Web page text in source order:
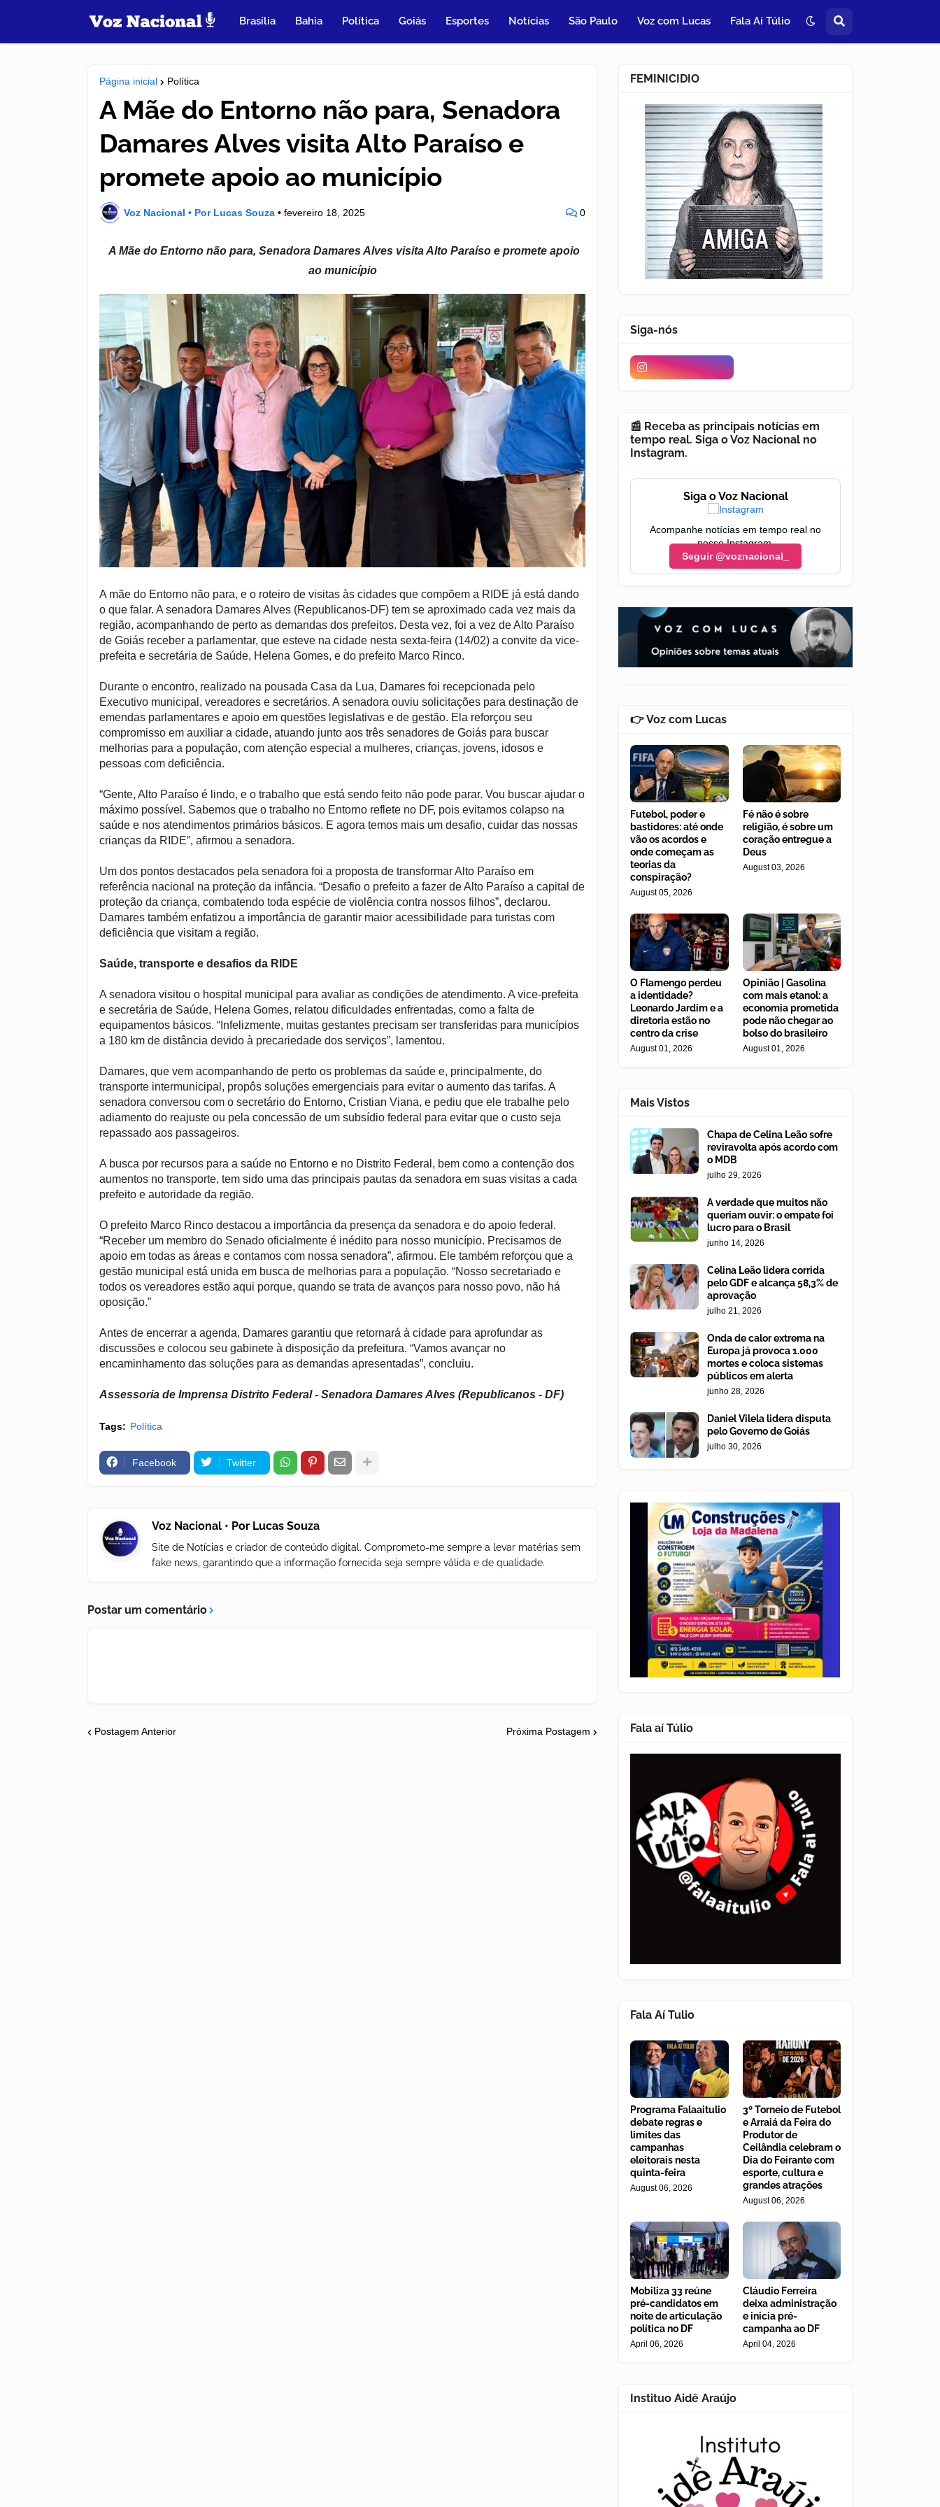
Brasília Bahia Política Goiás Esportes Notícias São Paulo Voz com Lucas Fala Aí Túlio
Página inicial Política
A Mãe do Entorno não para, Senadora
Damares Alves visita Alto Paraíso e
promete apoio ao município
Voz Nacional • Por Lucas Souza • fevereiro 18, 2025 0
A Mãe do Entorno não para, Senadora Damares Alves visita Alto Paraíso e promete apoio
ao município
A mãe do Entorno não para, e o roteiro de visitas às cidades que compõem a RIDE já está dando
o que falar. A senadora Damares Alves (Republicanos-DF) tem se aproximado cada vez mais da
região, acompanhando de perto as demandas dos prefeitos. Desta vez, foi a vez de Alto Paraíso
de Goiás receber a parlamentar, que esteve na cidade nesta sexta-feira (14/02) a convite da vice-
prefeita e secretária de Saúde, Helena Gomes, e do prefeito Marco Rinco.
Durante o encontro, realizado na pousada Casa da Lua, Damares foi recepcionada pelo
Executivo municipal, vereadores e secretários. A senadora ouviu solicitações para destinação de
emendas parlamentares e apoio em questões legislativas e de gestão. Ela reforçou seu
compromisso em auxiliar a cidade, atuando junto aos três senadores de Goiás para buscar
melhorias para a população, com atenção especial a mulheres, crianças, jovens, idosos e
pessoas com deficiência.
“Gente, Alto Paraíso é lindo, e o trabalho que está sendo feito não pode parar. Vou buscar ajudar o
máximo possível. Sabemos que o trabalho no Entorno reflete no DF, pois evitamos colapso na
saúde e nos atendimentos primários básicos. E agora temos mais um desafio, cuidar das nossas
crianças da RIDE”, afirmou a senadora.
Um dos pontos destacados pela senadora foi a proposta de transformar Alto Paraíso em
referência nacional na proteção da infância. “Desafio o prefeito a fazer de Alto Paraíso a capital de
proteção da criança, combatendo toda espécie de violência contra nossos filhos”, declarou.
Damares também enfatizou a importância de garantir maior acessibilidade para turistas com
deficiência que visitam a região.
Saúde, transporte e desafios da RIDE
A senadora visitou o hospital municipal para avaliar as condições de atendimento. A vice-prefeita
e secretária de Saúde, Helena Gomes, relatou dificuldades enfrentadas, como a falta de
equipamentos básicos. “Infelizmente, muitas gestantes precisam ser transferidas para municípios
a 180 km de distância devido à precariedade dos serviços”, lamentou.
Damares, que vem acompanhando de perto os problemas da saúde e, principalmente, do
transporte intermunicipal, propôs soluções emergenciais para evitar o aumento das tarifas. A
senadora conversou com o secretário do Entorno, Cristian Viana, e pediu que ele trabalhe pelo
adiamento do reajuste ou pela concessão de um subsídio federal para evitar que o custo seja
repassado aos passageiros.
A busca por recursos para a saúde no Entorno e no Distrito Federal, bem como a contenção dos
aumentos no transporte, tem sido uma das principais pautas da senadora em suas visitas a cada
prefeito e autoridade da região.
O prefeito Marco Rinco destacou a importância da presença da senadora e do apoio federal.
“Receber um membro do Senado oficialmente é inédito para nosso município. Precisamos de
apoio em todas as áreas e contamos com nossa senadora”, afirmou. Ele também reforçou que a
gestão municipal está unida em busca de melhorias para a população. “Nosso secretariado e
todos os vereadores estão aqui porque, quando se trata de avanços para nosso povo, não há
oposição.”
Antes de encerrar a agenda, Damares garantiu que retornará à cidade para aprofundar as
discussões e colocou seu gabinete à disposição da prefeitura. “Vamos avançar no
encaminhamento das soluções para as demandas apresentadas”, concluiu.
Assessoria de Imprensa Distrito Federal - Senadora Damares Alves (Republicanos - DF)
Tags: Política
Facebook Twitter
Voz Nacional • Por Lucas Souza
Site de Notícias e criador de conteúdo digital. Comprometo-me sempre a levar matérias sem
fake news, garantindo que a informação fornecida seja sempre válida e de qualidade.
Postar um comentário
Postagem Anterior Próxima Postagem
FEMINICIDIO
Siga-nós
📰 Receba as principais notícias em
tempo real. Siga o Voz Nacional no
Instagram.
Siga o Voz Nacional
Acompanhe notícias em tempo real no
nosso Instagram.
Seguir @voznacional_
👉 Voz com Lucas
Futebol, poder e
bastidores: até onde
vão os acordos e
onde começam as
teorias da
conspiração?
August 05, 2026
Fé não é sobre
religião, é sobre um
coração entregue a
Deus
August 03, 2026
O Flamengo perdeu
a identidade?
Leonardo Jardim e a
diretoria estão no
centro da crise
August 01, 2026
Opinião | Gasolina
com mais etanol: a
economia prometida
pode não chegar ao
bolso do brasileiro
August 01, 2026
Mais Vistos
Chapa de Celina Leão sofre
reviravolta após acordo com
o MDB
julho 29, 2026
A verdade que muitos não
queriam ouvir: o empate foi
lucro para o Brasil
junho 14, 2026
Celina Leão lidera corrida
pelo GDF e alcança 58,3% de
aprovação
julho 21, 2026
Onda de calor extrema na
Europa já provoca 1.000
mortes e coloca sistemas
públicos em alerta
junho 28, 2026
Daniel Vilela lidera disputa
pelo Governo de Goiás
julho 30, 2026
Fala aí Túlio
Fala Aí Tulio
Programa Falaaitulio
debate regras e
limites das
campanhas
eleitorais nesta
quinta-feira
August 06, 2026
3º Torneio de Futebol
e Arraiá da Feira do
Produtor de
Ceilândia celebram o
Dia do Feirante com
esporte, cultura e
grandes atrações
August 06, 2026
Mobiliza 33 reúne
pré-candidatos em
noite de articulação
política no DF
April 06, 2026
Cláudio Ferreira
deixa administração
e inicia pré-
campanha ao DF
April 04, 2026
Instituo Aidê Araújo